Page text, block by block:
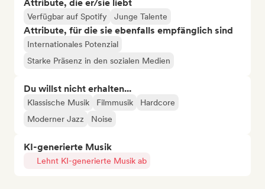
Attribute, die er/sie liebt
Verfügbar auf Spotify Junge Talente
Attribute, für die sie ebenfalls empfänglich sind
Internationales Potenzial
Starke Präsenz in den sozialen Medien
Du willst nicht erhalten...
Klassische Musik Filmmusik
Hardcore
Moderner Jazz
Noise
KI-generierte Musik
Lehnt KI-generierte Musik ab